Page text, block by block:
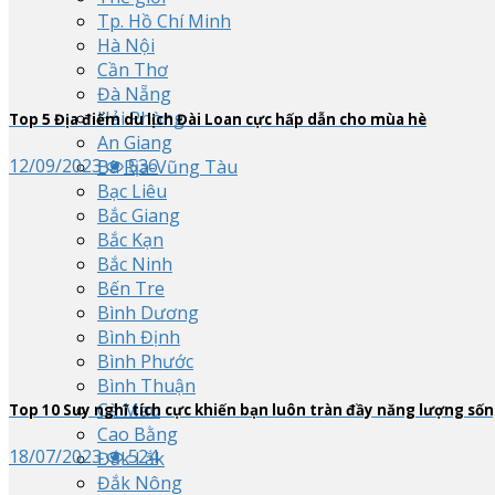
Tp. Hồ Chí Minh
Hà Nội
Cần Thơ
Đà Nẵng
Hải Phòng
An Giang
Bà Rịa-Vũng Tàu
Bạc Liêu
Bắc Giang
Bắc Kạn
Bắc Ninh
Bến Tre
Bình Dương
Bình Định
Bình Phước
Bình Thuận
Cà Mau
Cao Bằng
Đắk Lắk
Đắk Nông
Top 5 Địa điểm du lịch Đài Loan cực hấp dẫn cho mùa hè
12/09/2023 536
Top 10 Suy nghĩ tích cực khiến bạn luôn tràn đầy năng lượng
18/07/2023 524